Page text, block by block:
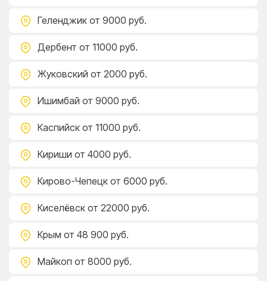
Геленджик от 9000 руб.
Дербент от 11000 руб.
Жуковский от 2000 руб.
Ишимбай от 9000 руб.
Каспийск от 11000 руб.
Кириши от 4000 руб.
Кирово-Чепецк от 6000 руб.
Киселёвск от 22000 руб.
Крым от 48 900 руб.
Майкоп от 8000 руб.